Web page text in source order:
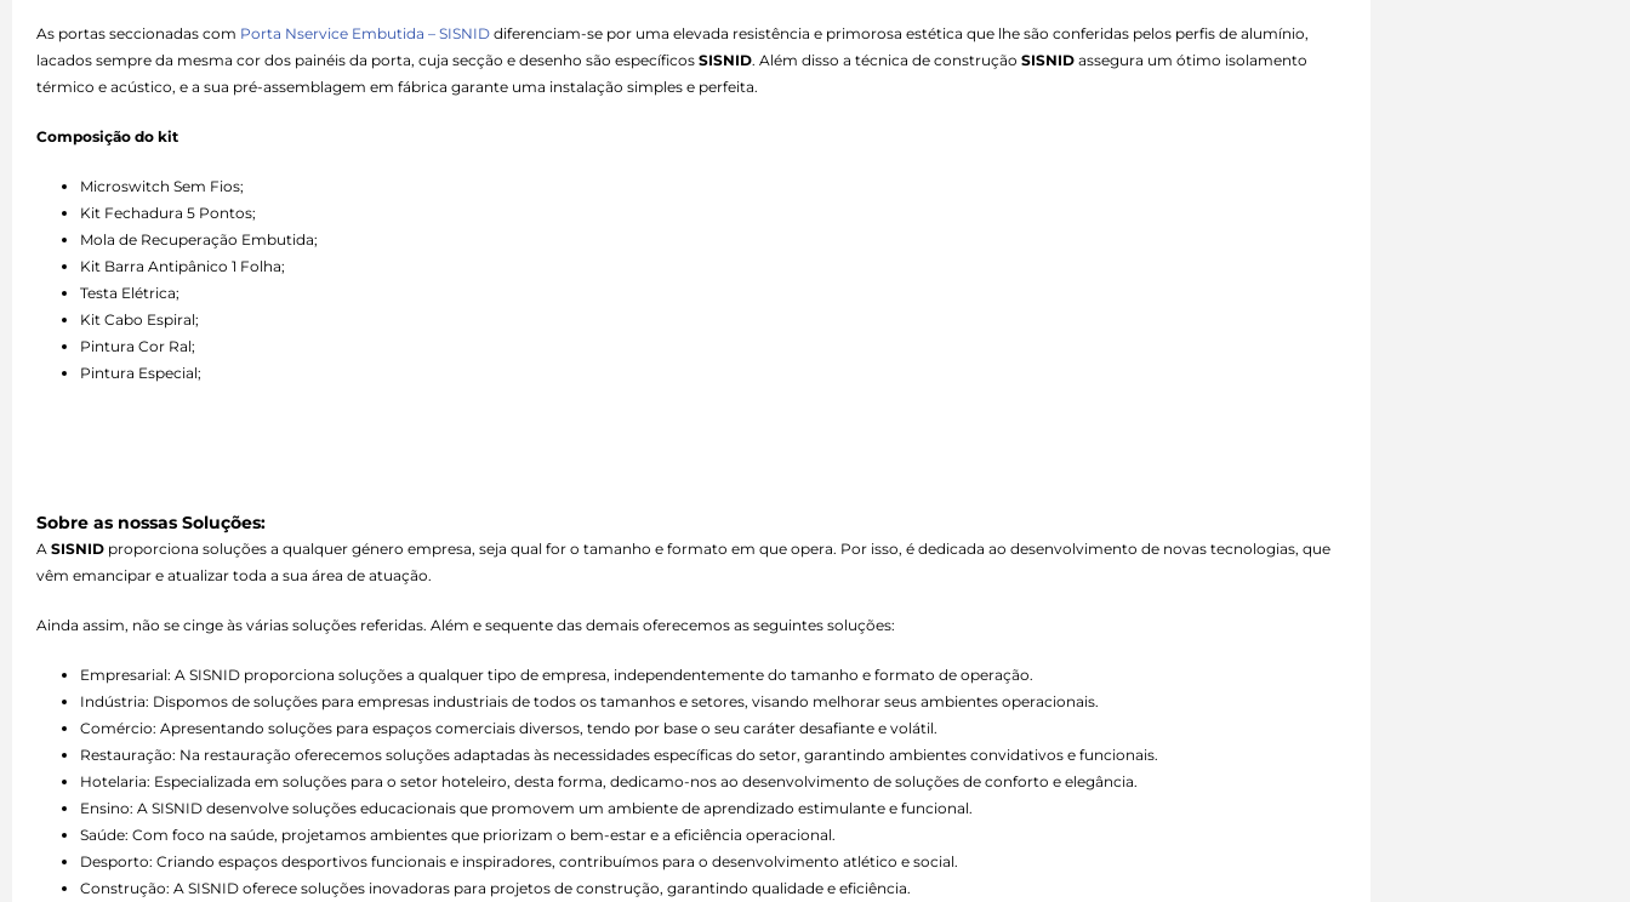
As portas seccionadas com Porta Nservice Embutida – SISNID diferenciam-se por uma elevada resistência e primorosa estética que lhe são conferidas pelos perfis de alumínio,
lacados sempre da mesma cor dos painéis da porta, cuja secção e desenho são específicos SISNID. Além disso a técnica de construção SISNID assegura um ótimo isolamento
térmico e acústico, e a sua pré-assemblagem em fábrica garante uma instalação simples e perfeita.
Composição do kit
Microswitch Sem Fios;
Kit Fechadura 5 Pontos;
Mola de Recuperação Embutida;
Kit Barra Antipânico 1 Folha;
Testa Elétrica;
Kit Cabo Espiral;
Pintura Cor Ral;
Pintura Especial;
Sobre as nossas Soluções:
A SISNID proporciona soluções a qualquer género empresa, seja qual for o tamanho e formato em que opera. Por isso, é dedicada ao desenvolvimento de novas tecnologias, que
vêm emancipar e atualizar toda a sua área de atuação.
Ainda assim, não se cinge às várias soluções referidas. Além e sequente das demais oferecemos as seguintes soluções:
Empresarial: A SISNID proporciona soluções a qualquer tipo de empresa, independentemente do tamanho e formato de operação.
Indústria: Dispomos de soluções para empresas industriais de todos os tamanhos e setores, visando melhorar seus ambientes operacionais.
Comércio: Apresentando soluções para espaços comerciais diversos, tendo por base o seu caráter desafiante e volátil.
Restauração: Na restauração oferecemos soluções adaptadas às necessidades específicas do setor, garantindo ambientes convidativos e funcionais.
Hotelaria: Especializada em soluções para o setor hoteleiro, desta forma, dedicamo-nos ao desenvolvimento de soluções de conforto e elegância.
Ensino: A SISNID desenvolve soluções educacionais que promovem um ambiente de aprendizado estimulante e funcional.
Saúde: Com foco na saúde, projetamos ambientes que priorizam o bem-estar e a eficiência operacional.
Desporto: Criando espaços desportivos funcionais e inspiradores, contribuímos para o desenvolvimento atlético e social.
Construção: A SISNID oferece soluções inovadoras para projetos de construção, garantindo qualidade e eficiência.